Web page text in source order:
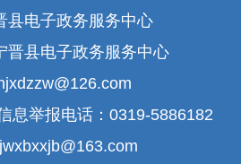
县电子政务服务中心
晋县电子政务服务中心
息举报电话：0319-5886182